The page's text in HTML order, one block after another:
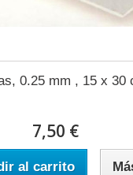
0.25 mm , 15 x 30
7,50 €
al carrito